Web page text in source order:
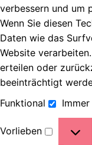
verbessern und um
Wenn Sie diesen
Daten wie das
Website
erteilen oder
beeinträchtigt
Funktional
Vorlieben